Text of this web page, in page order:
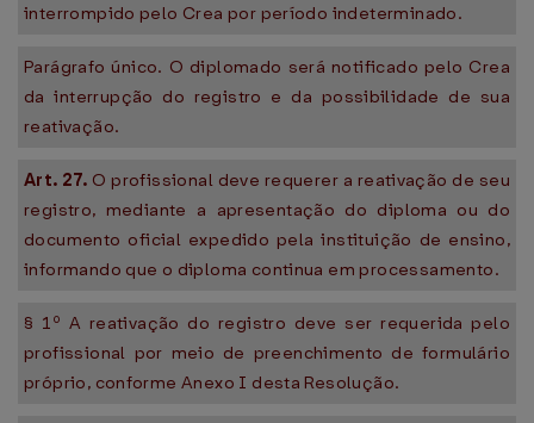
interrompido pelo Crea por período indeterminado.
Parágrafo único. O diplomado será notificado pelo Crea
da interrupção do registro e da possibilidade de sua
reativação.
Art. 27. O profissional deve requerer a reativação de seu
registro, mediante a apresentação do diploma ou do
documento oficial expedido pela instituição de ensino,
informando que o diploma continua em processamento.
§ 1º A reativação do registro deve ser requerida pelo
profissional por meio de preenchimento de formulário
próprio, conforme Anexo I desta Resolução.